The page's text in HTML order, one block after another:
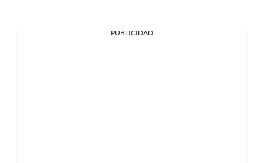
PUBLICIDAD